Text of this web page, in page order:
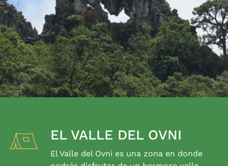
EL VALLE DEL OVNI
El Valle del Ovni es una zona en donde